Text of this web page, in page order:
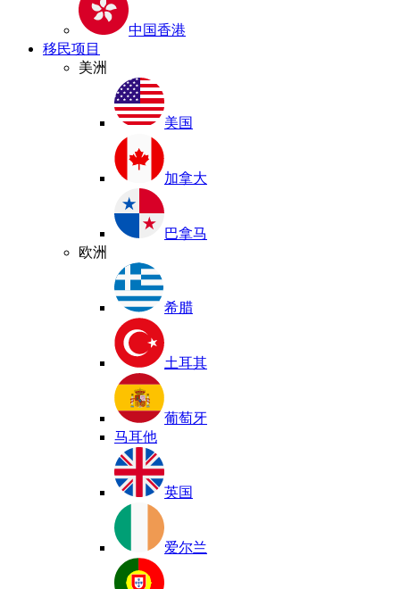
中国香港
移民项目
美洲
美国
加拿大
巴拿马
欧洲
希腊
土耳其
葡萄牙
马耳他
英国
爱尔兰